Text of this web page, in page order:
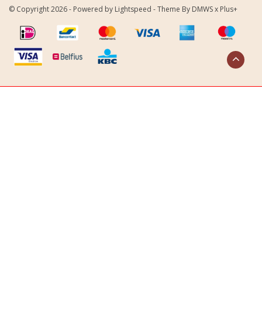
© Copyright 2026 - Powered by Lightspeed - Theme By DMWSx Plus+